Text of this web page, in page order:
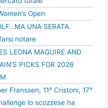
Open
UNA SERATA.
notare
LEONA MAGUIRE AND
PICKS FOR 2026
Franssen, 11° Cristoni, 17°
lo scozzese ha